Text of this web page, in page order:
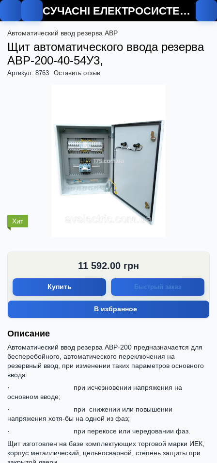
СУЧАСНІ ЕЛЕКТРОСИСТЕМИ
Автоматический ввод резерва АВР
Щит автоматического ввода резерва
АВР-200-40-54У3,
Артикул: 8763 Оставить отзыв
Хит
11 592.00 грн
Купить Быстрый заказ
В избранное
Описание
Автоматический ввод резерва АВР-200 предназначается для
бесперебойного, автоматического переключения на
резервный ввод, при изменении таких параметров основного
ввода:
· при исчезновении напряжения на
основном вводе;
· при снижении или повышении
напряжения хотя-бы на одной из фаз;
· при перекосе или чередовании фаз.
Щит изготовлен на базе комплектующих торговой марки ИЕК,
корпус металлический, цельносварной, степень защиты при